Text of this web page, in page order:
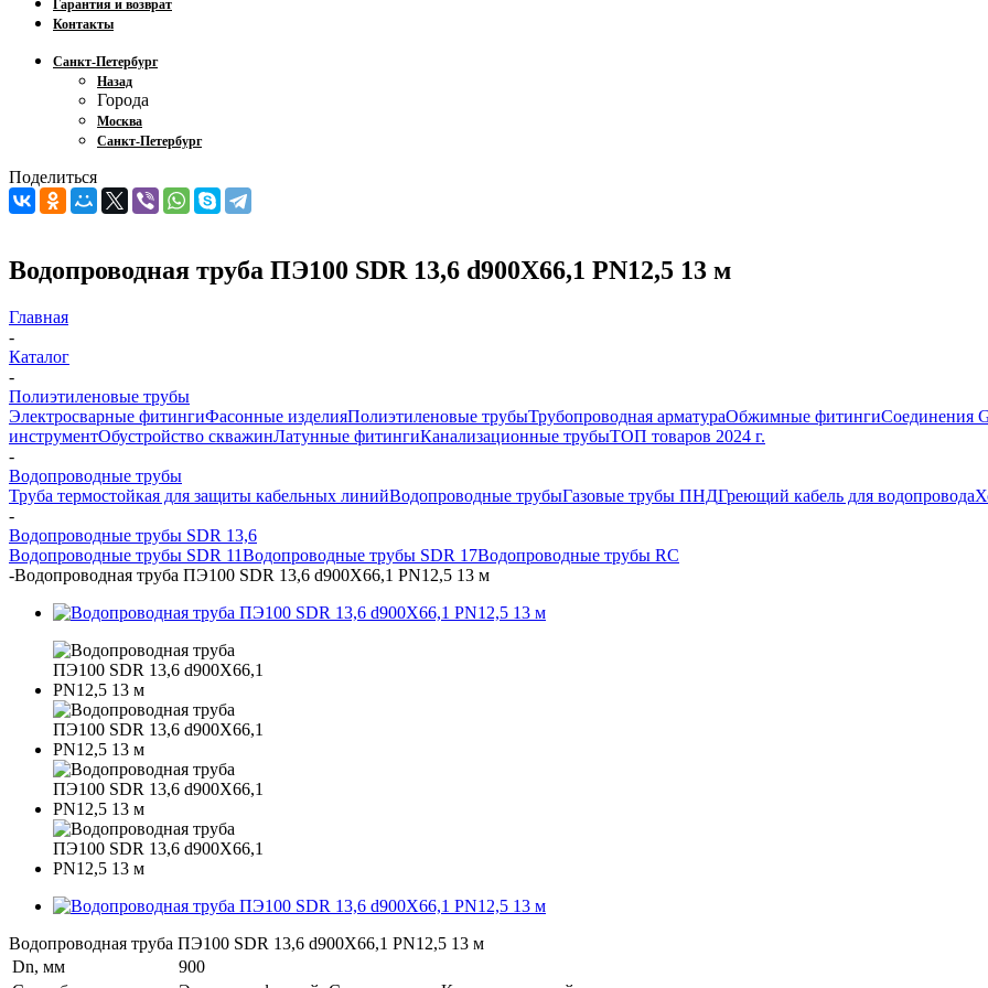
Гарантия и возврат
Контакты
Санкт-Петербург
Назад
Города
Москва
Санкт-Петербург
Поделиться
Водопроводная труба ПЭ100 SDR 13,6 d900Х66,1 PN12,5 13 м
Главная
-
Каталог
-
Полиэтиленовые трубы
Электросварные фитингиФасонные изделияПолиэтиленовые трубыТрубопроводная арматураОбжимные фитингиСоединения
инструментОбустройство скважинЛатунные фитингиКанализационные трубыТОП товаров 2024 г.
-
Водопроводные трубы
Труба термостойкая для защиты кабельных линийВодопроводные трубыГазовые трубы ПНДГреющий кабель для водопровода
-
Водопроводные трубы SDR 13,6
Водопроводные трубы SDR 11Водопроводные трубы SDR 17Водопроводные трубы RC
-Водопроводная труба ПЭ100 SDR 13,6 d900Х66,1 PN12,5 13 м
Водопроводная труба ПЭ100 SDR 13,6 d900Х66,1 PN12,5 13 м
Dn, мм
900